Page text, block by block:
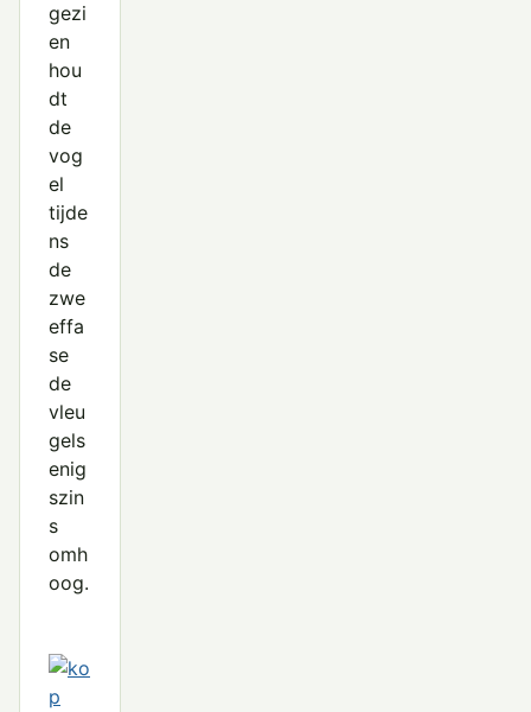
gezi
en
hou
dt
de
vog
el
tijde
ns
de
zwe
effa
se
de
vleu
gels
enig
szin
s
omh
oog.